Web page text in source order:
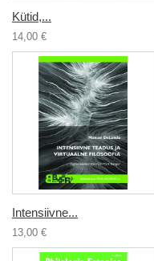
Kütid,...
14,00 €
Intensiivne...
13,00 €